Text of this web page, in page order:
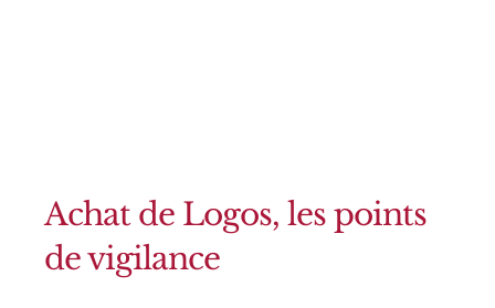
vigilance
Achat de Logos, les points
de vigilance